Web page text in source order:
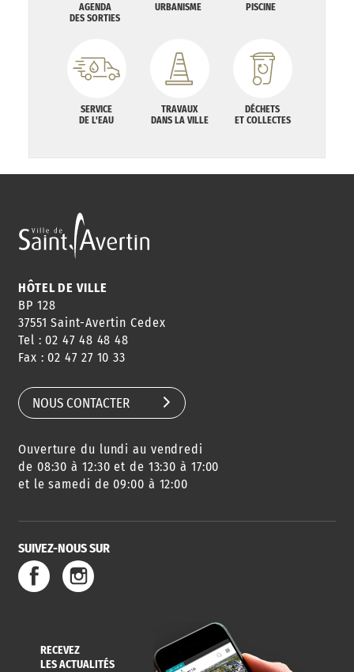
AGENDA
DES SORTIES
URBANISME PISCINE
SERVICE
DE L'EAU
TRAVAUX
DANS LA VILLE
DÉCHETS
ET COLLECTES
HÔTEL DE VILLE
BP 128
37551 Saint-Avertin Cedex
Tel : 02 47 48 48 48
Fax : 02 47 27 10 33
NOUS CONTACTER
Ouverture du lundi au vendredi
de 08:30 à 12:30 et de 13:30 à 17:00
et le samedi de 09:00 à 12:00
SUIVEZ-NOUS SUR
RECEVEZ
LES ACTUALITÉS